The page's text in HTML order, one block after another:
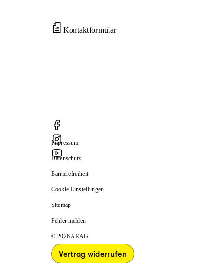
Kontaktformular
Impressum
Datenschutz
Barrierefreiheit
Cookie-Einstellungen
Sitemap
Fehler melden
© 2026 ARAG
Vertrag widerrufen